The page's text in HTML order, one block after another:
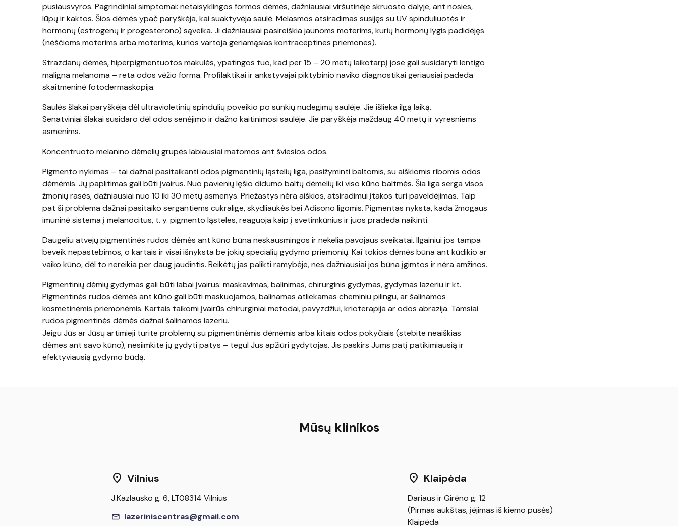
pusiausvyros. Pagrindiniai simptomai: netaisyklingos formos dėmės, dažniausiai viršutinėje skruosto dalyje, ant nosies,
lūpų ir kaktos. Šios dėmės ypač paryškėja, kai suaktyvėja saulė. Melasmos atsiradimas susijęs su UV spinduliuotės ir
hormonų (estrogenų ir progesterono) sąveika. Ji dažniausiai pasireiškia jaunoms moterims, kurių hormonų lygis padidėjęs
(nėščioms moterims arba moterims, kurios vartoja geriamąsias kontraceptines priemones).
Strazdanų dėmės, hiperpigmentuotos makulės, ypatingos tuo, kad per 15 – 20 metų laikotarpį jose gali susidaryti lentigo
maligna melanoma – reta odos vėžio forma. Profilaktikai ir ankstyvajai piktybinio naviko diagnostikai geriausiai padeda
skaitmeninė fotodermaskopija.
Saulės šlakai paryškėja dėl ultravioletinių spindulių poveikio po sunkių nudegimų saulėje. Jie išlieka ilgą laiką.
Senatviniai šlakai susidaro dėl odos senėjimo ir dažno kaitinimosi saulėje. Jie paryškėja maždaug 40 metų ir vyresniems
asmenims.
Koncentruoto melanino dėmelių grupės labiausiai matomos ant šviesios odos.
Pigmento nykimas – tai dažnai pasitaikanti odos pigmentinių ląstelių liga, pasižyminti baltomis, su aiškiomis ribomis odos
dėmėmis. Jų paplitimas gali būti įvairus. Nuo pavienių lęšio didumo baltų dėmelių iki viso kūno baltmės. Šia liga serga visos
žmonių rasės, dažniausiai nuo 10 iki 30 metų asmenys. Priežastys nėra aiškios, atsiradimui įtakos turi paveldėjimas. Taip
pat ši problema dažnai pasitaiko sergantiems cukralige, skydliaukės bei Adisono ligomis. Pigmentas nyksta, kada žmogaus
imuninė sistema į melanocitus, t. y. pigmento ląsteles, reaguoja kaip į svetimkūnius ir juos pradeda naikinti.
Daugeliu atvejų pigmentinės rudos dėmės ant kūno būna neskausmingos ir nekelia pavojaus sveikatai. Ilgainiui jos tampa
beveik nepastebimos, o kartais ir visai išnyksta be jokių specialių gydymo priemonių. Kai tokios dėmės būna ant kūdikio ar
vaiko kūno, dėl to nereikia per daug jaudintis. Reikėtų jas palikti ramybėje, nes dažniausiai jos būna įgimtos ir nėra amžinos.
Pigmentinių dėmių gydymas gali būti labai įvairus: maskavimas, balinimas, chirurginis gydymas, gydymas lazeriu ir kt.
Pigmentinės rudos dėmės ant kūno gali būti maskuojamos, balinamas atliekamas cheminiu pilingu, ar šalinamos
kosmetinėmis priemonėmis. Kartais taikomi įvairūs chirurginiai metodai, pavyzdžiui, krioterapija ar odos abrazija. Tamsiai
rudos pigmentinės dėmės dažnai šalinamos lazeriu.
Jeigu Jūs ar Jūsų artimieji turite problemų su pigmentinėmis dėmėmis arba kitais odos pokyčiais (stebite neaiškias
dėmes ant savo kūno), nesiimkite jų gydyti patys – tegul Jus apžiūri gydytojas. Jis paskirs Jums patį patikimiausią ir
efektyviausią gydymo būdą.
Mūsų klinikos
location_on Vilnius
J.Kazlausko g. 6, LT08314 Vilnius
mail lazeriniscentras@gmail.com
location_on Klaipėda
Dariaus ir Girėno g. 12
(Pirmas aukštas, įėjimas iš kiemo pusės)
Klaipėda